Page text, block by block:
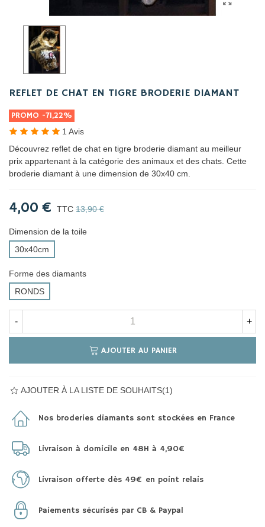
REFLET DE CHAT EN TIGRE BRODERIE DIAMANT
PROMO -71,22%
1 Avis
Découvrez reflet de chat en tigre broderie diamant au meilleur
prix appartenant à la catégorie des animaux et des chats. Cette
broderie diamant à une dimension de 30x40 cm.
4,00 € TTC 13,90 €
Dimension de la toile
30x40cm
Forme des diamants
RONDS
- +
AJOUTER AU PANIER
AJOUTER À LA LISTE DE SOUHAITS(1)
Nos broderies diamants sont stockées en France
Livraison à domicile en 48H à 4,90€
Livraison offerte dès 49€ en point relais
Paiements sécurisés par CB & Paypal